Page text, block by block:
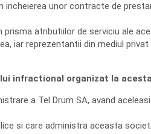
unor contracte de
atributiilor de serviciu ale
iar reprezentantii din mediul
infractional organizat la
a Tel Drum SA, avand
si care administra aceasta